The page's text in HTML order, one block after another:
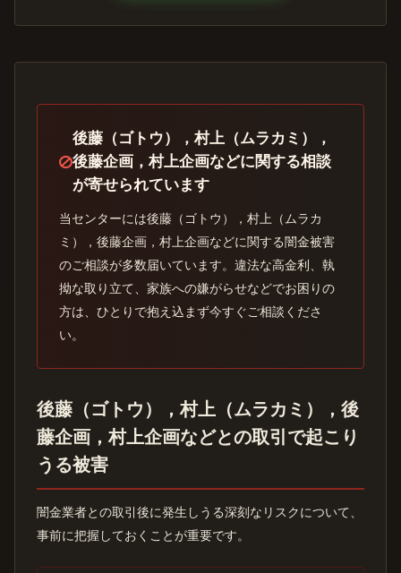
後藤（ゴトウ），村上（ムラカミ），
後藤企画，村上企画などに関する相談
が寄せられています
当センターには後藤（ゴトウ），村上（ムラカ
ミ），後藤企画，村上企画などに関する闇金被害
のご相談が多数届いています。違法な高金利、執
拗な取り立て、家族への嫌がらせなどでお困りの
方は、ひとりで抱え込まず今すぐご相談くださ
い。
後藤（ゴトウ），村上（ムラカミ），後
藤企画，村上企画などとの取引で起こり
うる被害
闇金業者との取引後に発生しうる深刻なリスクについて、
事前に把握しておくことが重要です。